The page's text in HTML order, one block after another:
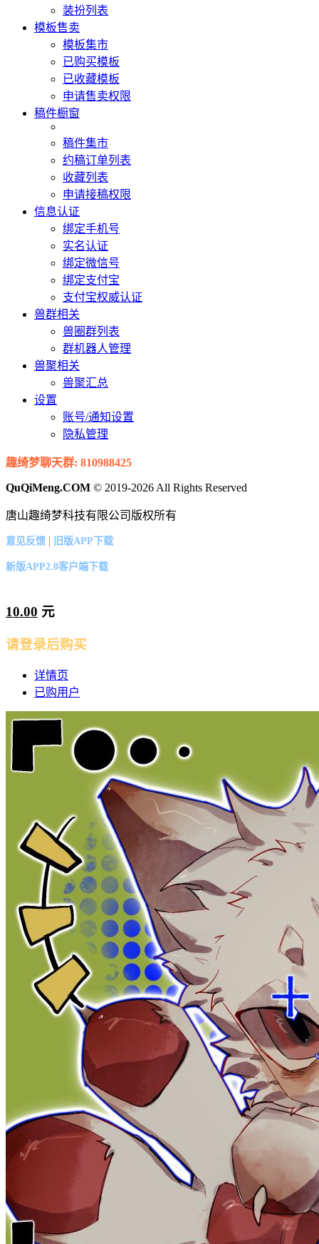
装扮列表
模板售卖
模板集市
已购买模板
已收藏模板
申请售卖权限
稿件橱窗
稿件集市
约稿订单列表
收藏列表
申请接稿权限
信息认证
绑定手机号
实名认证
绑定微信号
绑定支付宝
支付宝权威认证
兽群相关
兽圈群列表
群机器人管理
兽聚相关
兽聚汇总
设置
账号/通知设置
隐私管理
趣绮梦聊天群: 810988425
QuQiMeng.COM © 2019-2026 All Rights Reserved
唐山趣绮梦科技有限公司版权所有
意见反馈 | 旧版APP下载
新版APP2.0客户端下载
10.00 元
请登录后购买
详情页
已购用户